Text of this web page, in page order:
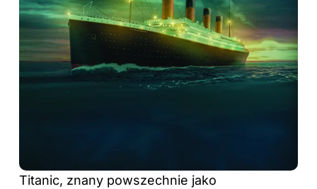
Titanic, znany powszechnie jako